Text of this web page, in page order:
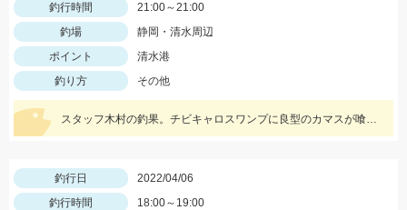
釣行時間
21:00～21:00
釣場
静岡・清水周辺
ポイント
清水港
釣り方
その他
スタッフ木村の釣果。チビキャロスワンプに良型のカマスが喰ってきました。
釣行日
2022/04/06
釣行時間
18:00～19:00